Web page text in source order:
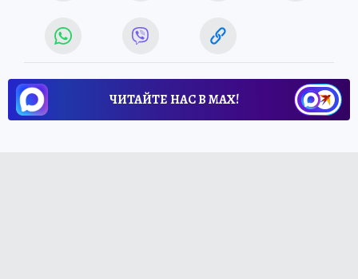
ЧИТАЙТЕ НАС В МАХ!